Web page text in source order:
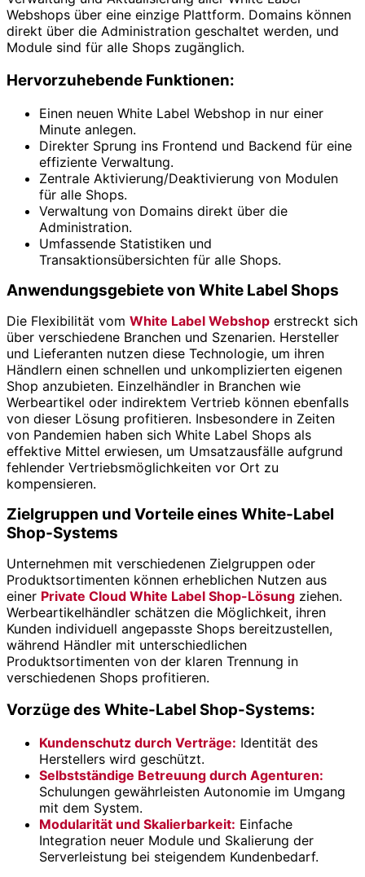
Webshops über eine einzige Plattform. Domains können
direkt über die Administration geschaltet werden, und
Module sind für alle Shops zugänglich.
Hervorzuhebende Funktionen:
Einen neuen White Label Webshop in nur einer
Minute anlegen.
Direkter Sprung ins Frontend und Backend für eine
effiziente Verwaltung.
Zentrale Aktivierung/Deaktivierung von Modulen
für alle Shops.
Verwaltung von Domains direkt über die
Administration.
Umfassende Statistiken und
Transaktionsübersichten für alle Shops.
Anwendungsgebiete von White Label Shops
Die Flexibilität vom White Label Webshop erstreckt sich
über verschiedene Branchen und Szenarien. Hersteller
und Lieferanten nutzen diese Technologie, um ihren
Händlern einen schnellen und unkomplizierten eigenen
Shop anzubieten. Einzelhändler in Branchen wie
Werbeartikel oder indirektem Vertrieb können ebenfalls
von dieser Lösung profitieren. Insbesondere in Zeiten
von Pandemien haben sich White Label Shops als
effektive Mittel erwiesen, um Umsatzausfälle aufgrund
fehlender Vertriebsmöglichkeiten vor Ort zu
kompensieren.
Zielgruppen und Vorteile eines White-Label
Shop-Systems
Unternehmen mit verschiedenen Zielgruppen oder
Produktsortimenten können erheblichen Nutzen aus
einer Private Cloud White Label Shop-Lösung ziehen.
Werbeartikelhändler schätzen die Möglichkeit, ihren
Kunden individuell angepasste Shops bereitzustellen,
während Händler mit unterschiedlichen
Produktsortimenten von der klaren Trennung in
verschiedenen Shops profitieren.
Vorzüge des White-Label Shop-Systems:
Kundenschutz durch Verträge: Identität des
Herstellers wird geschützt.
Selbstständige Betreuung durch Agenturen:
Schulungen gewährleisten Autonomie im Umgang
mit dem System.
Modularität und Skalierbarkeit: Einfache
Integration neuer Module und Skalierung der
Serverleistung bei steigendem Kundenbedarf.